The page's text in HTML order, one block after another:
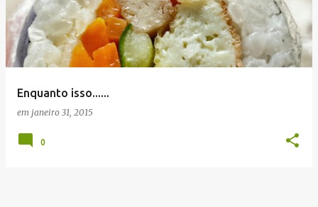
t
a
g
Enquanto isso......
em janeiro 31, 2015
0